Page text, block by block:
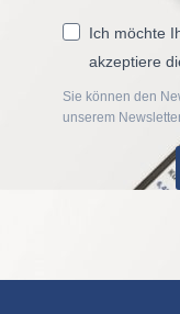
Ich möchte
akzeptiere
Sie können den
unserem